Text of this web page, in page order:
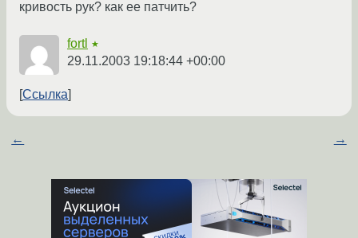
кривость рук? как ее патчить?
fortl ★
29.11.2003 19:18:44 +00:00
Ссылка
← →